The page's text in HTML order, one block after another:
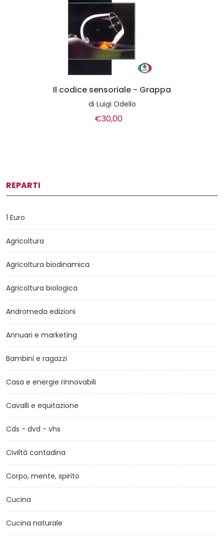
Il codice sensoriale - Grappa
di Luigi Odello
€30,00
REPARTI
1 Euro
Agricoltura
Agricoltura biodinamica
Agricoltura biologica
Andromeda edizioni
Annuari e marketing
Bambini e ragazzi
Casa e energie rinnovabili
Cavalli e equitazione
Cds - dvd - vhs
Civiltà contadina
Corpo, mente, spirito
Cucina
Cucina naturale